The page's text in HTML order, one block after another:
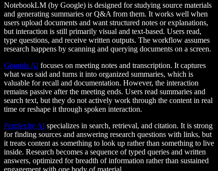
NotebookLM (by Google) is designed for studying source materials
and generating summaries or Q&A from them. It works well when
users upload documents and want structured notes or explanations,
but interaction is still primarily visual and text-based. Users read,
type questions, and receive written outputs. The workflow assumes
research happens by scanning and querying documents on a screen.
Granola AI focuses on meeting notes and transcription. It captures
what was said and turns it into organized summaries, which is
valuable for recall and documentation. However, the interaction
remains passive after the meeting ends. Users read summaries and
search text, but they do not actively work through the content in real
time or reshape it through spoken interaction.
Perplexity AI specializes in search, retrieval, and citation. It is strong
for finding sources and answering research questions with links, but
it treats content as something to look up rather than something to live
inside. Research becomes a sequence of typed queries and written
answers, optimized for breadth of information rather than sustained
engagement with one body of material.